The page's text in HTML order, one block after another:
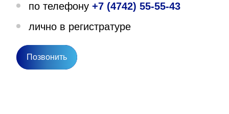
Направления деятельности
по телефону +7 (4742) 55-55-43
лично в регистратуре
Позвонить